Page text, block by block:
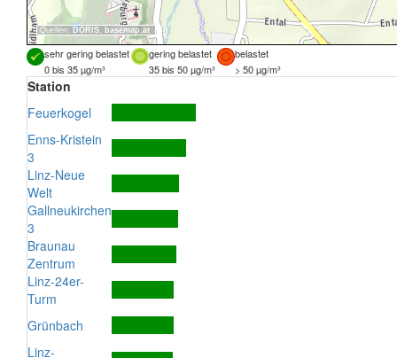
Quellen: DORIS, basemap.at
sehr gering belastet gering belastet
belastet
0 bis 35 µg/m³
35 bis 50 µg/m³ > 50 µg/m³
Station
Feuerkogel
Enns-Kristein
3
Linz-Neue
Welt
Gallneukirchen
3
Braunau
Zentrum
Linz-24er-
Turm
Grünbach
Linz-